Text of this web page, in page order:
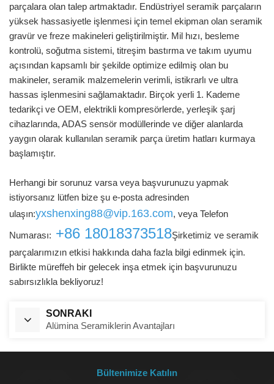
parçalara olan talep artmaktadır. Endüstriyel seramik parçaların
yüksek hassasiyetle işlenmesi için temel ekipman olan seramik
gravür ve freze makineleri geliştirilmiştir. Mil hızı, besleme
kontrolü, soğutma sistemi, titreşim bastırma ve takım uyumu
açısından kapsamlı bir şekilde optimize edilmiş olan bu
makineler, seramik malzemelerin verimli, istikrarlı ve ultra
hassas işlenmesini sağlamaktadır. Birçok yerli 1. Kademe
tedarikçi ve OEM, elektrikli kompresörlerde, yerleşik şarj
cihazlarında, ADAS sensör modüllerinde ve diğer alanlarda
yaygın olarak kullanılan seramik parça üretim hatları kurmaya
başlamıştır.
Herhangi bir sorunuz varsa veya başvurunuzu yapmak
istiyorsanız lütfen bize şu e-posta adresinden
ulaşın:yxshenxing88@vip.163.com, veya Telefon
Numarası: +86 18018373518Şirketimiz ve seramik
parçalarımızın etkisi hakkında daha fazla bilgi edinmek için.
Birlikte müreffeh bir gelecek inşa etmek için başvurunuzu
sabırsızlıkla bekliyoruz!
SONRAKI
Alümina Seramiklerin Avantajları
Bültenimize Katılın